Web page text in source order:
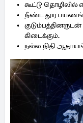
கூட்டு தொழிலில்
நீண்ட தூர
கிடைக்கும்.
நல்ல நிதி